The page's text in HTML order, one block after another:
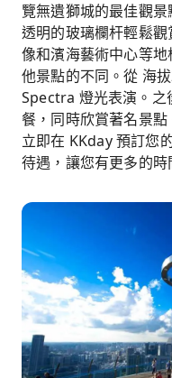
覽無遺獅城的最佳觀
透明的玻璃欄杆輕鬆
像和濱海藝術中心等
他景點的不同。從 海
Spectra 燈光表演。之
餐，同時欣賞著名景點
立即在 KKday 預訂您
待遇，讓您有更多的時